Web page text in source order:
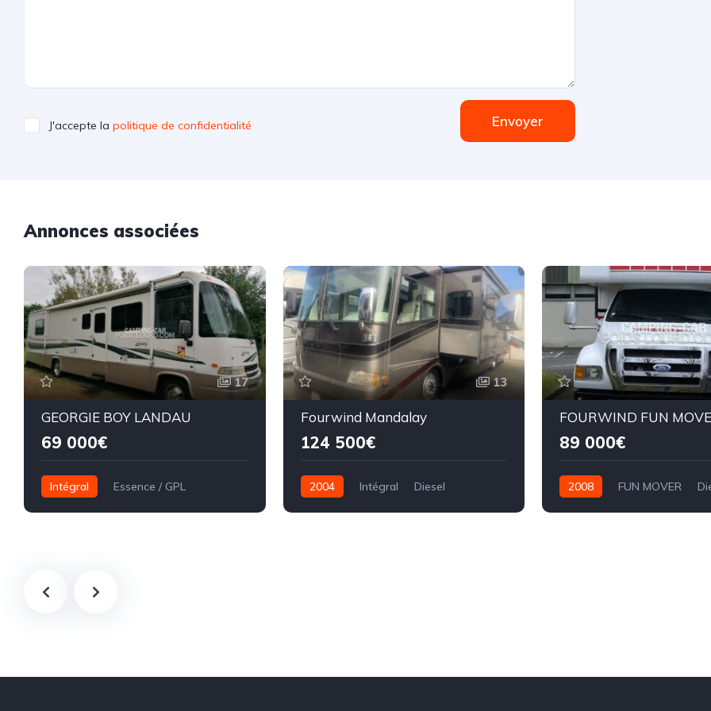
J'accepte la politique de confidentialité Envoyer
Annonces associées
17
GEORGIE BOY LANDAU
69 000€
Intégral
Essence / GPL
13
Fourwind Mandalay
124 500€
2004 Intégral
Diesel
FOURWIND FUN
89 000€
2008 FUN MOVER